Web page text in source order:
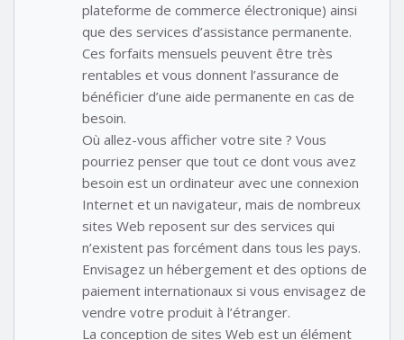
plateforme de commerce électronique) ainsi
que des services d’assistance permanente.
Ces forfaits mensuels peuvent être très
rentables et vous donnent l’assurance de
bénéficier d’une aide permanente en cas de
besoin.
Où allez-vous afficher votre site ? Vous
pourriez penser que tout ce dont vous avez
besoin est un ordinateur avec une connexion
Internet et un navigateur, mais de nombreux
sites Web reposent sur des services qui
n’existent pas forcément dans tous les pays.
Envisagez un hébergement et des options de
paiement internationaux si vous envisagez de
vendre votre produit à l’étranger.
La conception de sites Web est un élément